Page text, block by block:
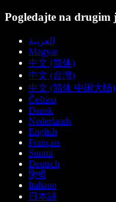
Pogledajte na drugim
العربية
Magyar
中文 (简体)
中文 (台灣)
中文 (简体 中国大陆)
Čeština
Dansk
Nederlands
English
Français
Suomi
Deutsch
हिन्दी
Italiano
日本語